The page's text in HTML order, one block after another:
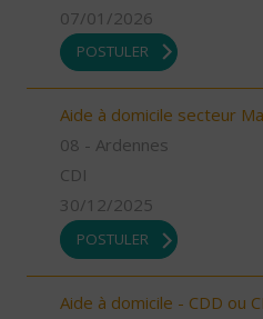
07/01/2026
POSTULER
Aide à domicile secteur
08 - Ardennes
CDI
30/12/2025
POSTULER
Aide à domicile - CDD ou